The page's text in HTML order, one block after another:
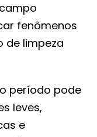
fenômenos
de limpeza
período pode
leves,
e